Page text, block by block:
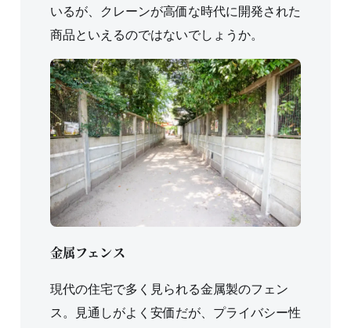
いるが、クレーンが高価な時代に開発された
商品といえるのではないでしょうか。
金属フェンス
現代の住宅で多く見られる金属製のフェン
ス。見通しがよく安価だが、プライバシー性